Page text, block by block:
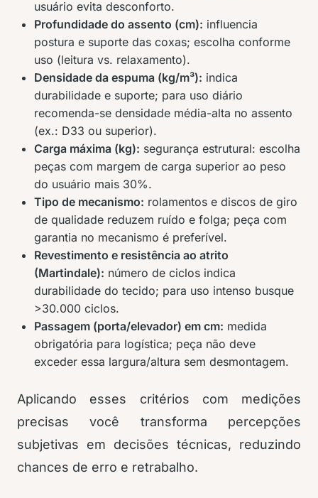
usuário evita desconforto.
Profundidade do assento (cm): influencia
postura e suporte das coxas; escolha conforme
uso (leitura vs. relaxamento).
Densidade da espuma (kg/m³): indica
durabilidade e suporte; para uso diário
recomenda-se densidade média-alta no assento
(ex.: D33 ou superior).
Carga máxima (kg): segurança estrutural: escolha
peças com margem de carga superior ao peso
do usuário mais 30%.
Tipo de mecanismo: rolamentos e discos de giro
de qualidade reduzem ruído e folga; peça com
garantia no mecanismo é preferível.
Revestimento e resistência ao atrito
(Martindale): número de ciclos indica
durabilidade do tecido; para uso intenso busque
>30.000 ciclos.
Passagem (porta/elevador) em cm: medida
obrigatória para logística; peça não deve
exceder essa largura/altura sem desmontagem.
Aplicando esses critérios com medições
precisas você transforma percepções
subjetivas em decisões técnicas, reduzindo
chances de erro e retrabalho.